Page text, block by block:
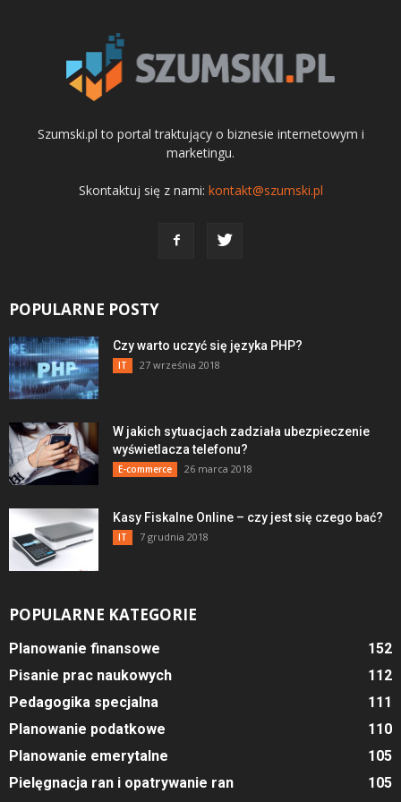
Szumski.pl to portal traktujący o biznesie internetowym i
marketingu.
Skontaktuj się z nami: kontakt@szumski.pl
POPULARNE POSTY
Czy warto uczyć się języka PHP?
IT 27 września 2018
W jakich sytuacjach zadziała ubezpieczenie
wyświetlacza telefonu?
E-commerce 26 marca 2018
Kasy Fiskalne Online – czy jest się czego bać?
IT 7 grudnia 2018
POPULARNE KATEGORIE
Planowanie finansowe
152
Pisanie prac naukowych
112
Pedagogika specjalna
111
Planowanie podatkowe
110
Planowanie emerytalne
105
Pielęgnacja ran i opatrywanie ran
105